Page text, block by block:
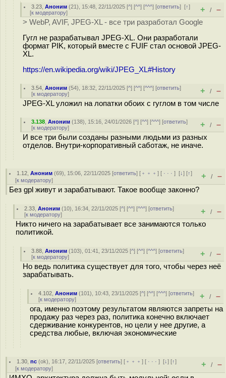
3.23 ,Аноним (21), 15:48, 22/11/2025 [^] [^^] [^^^] [ответить][↑]
[к модератору] + / –
> WebP, AVIF, JPEG-XL - все три разработал Google
Гугл не разрабатывал JPEG-XL. Они разработали
формат PIK, который вместе с FUIF стал основой JPEG-
XL.
https://en.wikipedia.org/wiki/JPEG_XL#History
3.54 ,Аноним (54), 18:32, 22/11/2025 [^] [^^] [^^^] [ответить]
[к модератору] + / –
JPEG-XL уложил на лопатки обоих с гуглом в том числе
3.138 ,Аноним (138), 15:16, 24/01/2026 [^] [^^] [^^^] [ответить]
[к модератору] + / –
И все три были созданы разными людьми из разных
отделов. Внутри-корпоративный саботаж, не иначе.
1.12 ,Аноним (69), 15:06, 22/11/2025 [ответить] [ ﹢﹢﹢] [ · · ·][↓] [↑]
[к модератору] + / –
Без gpl живут и зарабатывают. Такое вообще законно?
2.33 ,Аноним (10), 16:34, 22/11/2025 [^] [^^] [^^^] [ответить]
[к модератору] + / –
Никто ничего на зарабатывает все занимаются только
политикой.
3.88 ,Аноним (103), 01:41, 23/11/2025 [^] [^^] [^^^] [ответить]
[к модератору] + / –
Но ведь политика существует для того, чтобы через неё
зарабатывать.
4.102 ,Аноним (101), 10:43, 23/11/2025 [^] [^^] [^^^] [ответить]
[к модератору] + / –
ога, именно поэтому результатом являются запреты на
продажу раз через раз, политика конечно включает
сдерживание конкурентов, но цели у нее другие, а
средства любые, включая экономические
1.30 ,nc (ok), 16:17, 22/11/2025 [ответить] [ ﹢﹢﹢] [ · · ·][↓] [↑]
[к модератору] + / –